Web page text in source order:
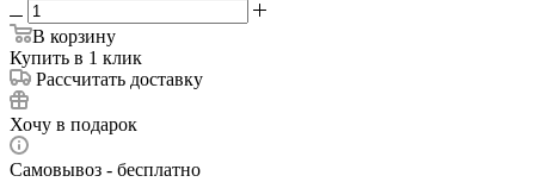
В корзину
Купить в 1 клик
Рассчитать доставку
Хочу в подарок
Самовывоз - бесплатно